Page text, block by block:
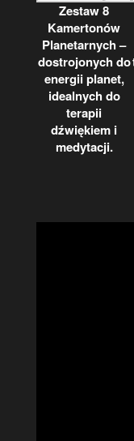
Zestaw 8
Kamertonów
Planetarnych –
dostrojonych do
energii planet,
idealnych do
terapii
dźwiękiem i
medytacji.